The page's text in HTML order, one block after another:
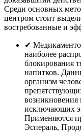
Среди основных
центром стоит
востребованные и
✔︎
наиболее
блокирования
напитков.
организм
возникновения
исключающих
Применяются
Эспераль,